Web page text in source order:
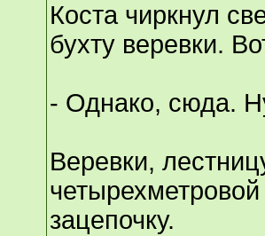
Коста чиркнул
бухту веревки.
- Однако, сюда.
Веревки,
зацепочку.